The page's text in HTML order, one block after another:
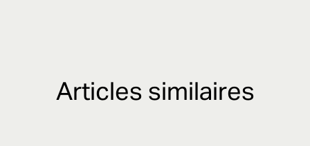
Articles similaires